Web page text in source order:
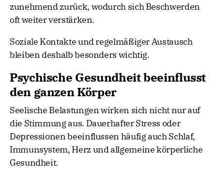
zunehmend zurück, wodurch sich Beschwerden
oft weiter verstärken.
Soziale Kontakte und regelmäßiger Austausch
bleiben deshalb besonders wichtig.
Psychische Gesundheit beeinflusst
den ganzen Körper
Seelische Belastungen wirken sich nicht nur auf
die Stimmung aus. Dauerhafter Stress oder
Depressionen beeinflussen häufig auch Schlaf,
Immunsystem, Herz und allgemeine körperliche
Gesundheit.